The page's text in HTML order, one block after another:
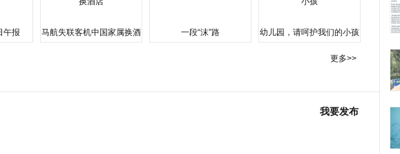
午报
马航失联客机中国家属换酒
一段“沫”路 幼儿园，请呵护我们的小孩
更多>>
我要发布